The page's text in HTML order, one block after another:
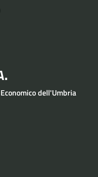
dell'Umbria